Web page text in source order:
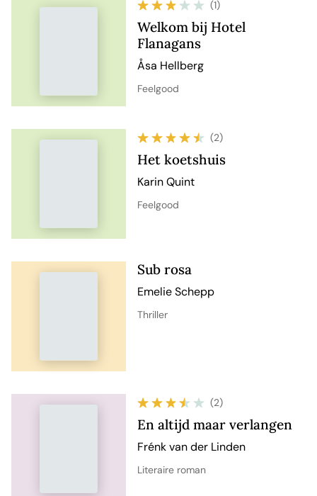
(1)
Welkom bij Hotel
Flanagans
Åsa Hellberg
Feelgood
(2)
Het koetshuis
Karin Quint
Feelgood
Sub rosa
Emelie Schepp
Thriller
(2)
En altijd maar verlangen
Frénk van der Linden
Literaire roman